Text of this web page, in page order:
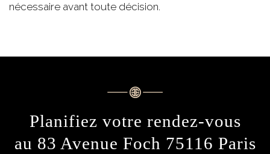
nécessaire avant toute décision.
Planifiez votre rendez-vous
au 83 Avenue Foch 75116 Paris